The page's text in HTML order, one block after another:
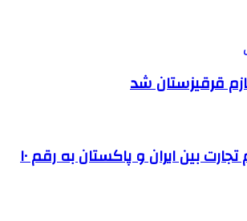
قرقیزستان شد
افزایش حجم تجارت بین ایران و پاکستان به رقم ۱۰